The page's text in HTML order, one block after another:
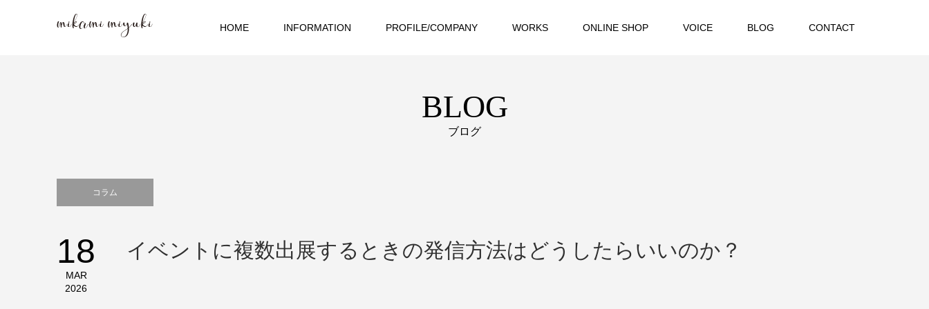
HOME INFORMATION PROFILE/COMPANY WORKS ONLINE SHOP VOICE BLOG CONTACT
BLOG
ブログ
コラム
18
MAR
2026
イベントに複数出展するときの発信方法はどうしたらいいのか？